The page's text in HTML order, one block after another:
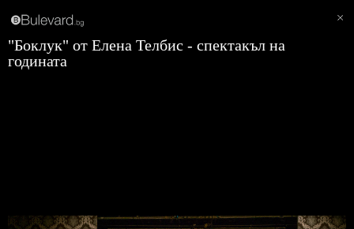
"Боклук" от Елена Телбис - спектакъл на
годината